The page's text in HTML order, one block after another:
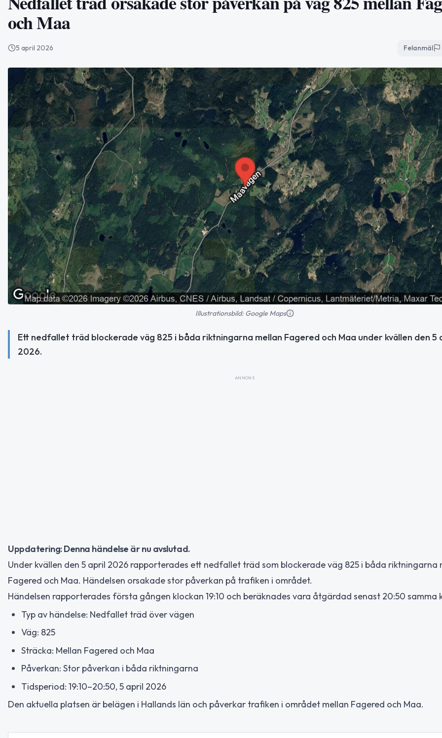
och Maa
5 april 2026 Felanmäl
Illustrationsbild: Google Maps
Ett nedfallet träd blockerade väg 825 i båda riktningarna mellan Fagered och Maa under kvällen den 5
2026.
ANNONS
Uppdatering: Denna händelse är nu avslutad.
Under kvällen den 5 april 2026 rapporterades ett nedfallet träd som blockerade väg 825 i båda riktningarna
Fagered och Maa. Händelsen orsakade stor påverkan på trafiken i området.
Händelsen rapporterades första gången klockan 19:10 och beräknades vara åtgärdad senast 20:50 samma
Typ av händelse: Nedfallet träd över vägen
Väg: 825
Sträcka: Mellan Fagered och Maa
Påverkan: Stor påverkan i båda riktningarna
Tidsperiod: 19:10–20:50, 5 april 2026
Den aktuella platsen är belägen i Hallands län och påverkar trafiken i området mellan Fagered och Maa.